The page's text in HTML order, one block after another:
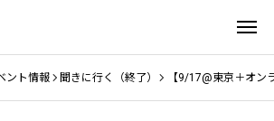
ント情報 聞きに行く（終了） 【9/17@東京＋オ